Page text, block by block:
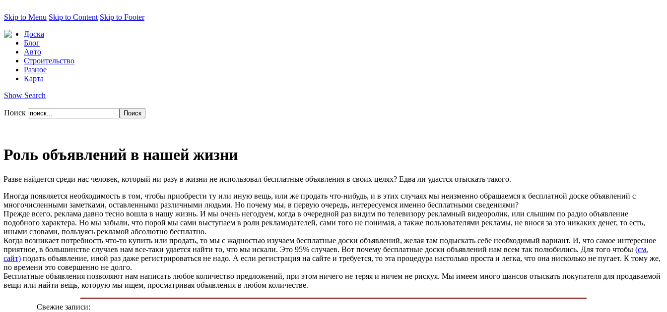
Skip to Menu Skip to Content Skip to Footer
Доска
Блог
Авто
Строительство
Разное
Карта
Show Search
Поиск
Роль объявлений в нашей жизни
Разве найдется среди нас человек, который ни разу в жизни не использовал бесплатные объявления в своих целях? Едва ли удастся отыскать такого.
Иногда появляется необходимость в том, чтобы приобрести ту или иную вещь, или же продать что-нибудь, и в этих случаях мы неизменно обращаемся к бесплатной доске объявлений с
многочисленными заметками, оставленными различными людьми. Но почему мы, в первую очередь, интересуемся именно бесплатными сведениями?
Прежде всего, реклама давно тесно вошла в нашу жизнь. И мы очень негодуем, когда в очередной раз видим по телевизору рекламный видеоролик, или слышим по радио объявление
подобного характера. Но мы забыли, что порой мы сами выступаем в роли рекламодателей, сами того не понимая, а также пользователями рекламы, не внося за это никаких денег, то есть,
иными словами, пользуясь рекламой абсолютно бесплатно.
Когда возникает потребность что-то купить или продать, то мы с жадностью изучаем бесплатные доски объявлений, желая там подыскать себе необходимый вариант. И, что самое интересное
приятное, в большинстве случаев нам все-таки удается найти то, что мы искали. Это 95% случаев. Вот почему бесплатные доски объявлений нам всем так полюбились. Для того чтобы (см.
сайт) подать объявление, иной раз даже регистрироваться не надо. А если регистрация на сайте и требуется, то эта процедура настолько проста и легка, что она нисколько не пугает. К тому же,
по времени это совершенно не долго.
Бесплатные объявления позволяют нам написать любое количество предложений, при этом ничего не теряя и ничем не рискуя. Мы имеем много шансов отыскать покупателя для продаваемой
вещи или найти вещь, которую мы ищем, просматривая объявления в любом количестве.
Свежие записи: